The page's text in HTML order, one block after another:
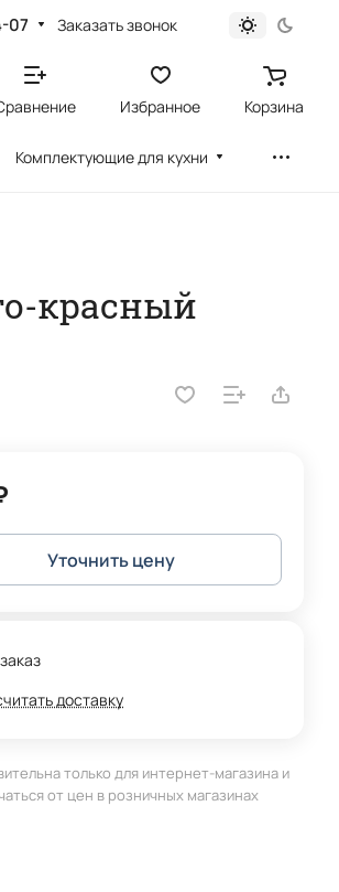
07 Заказать звонок
Избранное Корзина
Комплектующие для кухни
красный
Уточнить цену
доставку
только для интернет-магазина и
от цен в розничных магазинах